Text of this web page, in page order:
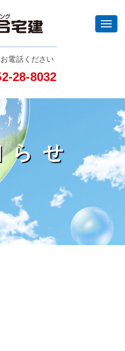
電話ください
28-8032
らせ